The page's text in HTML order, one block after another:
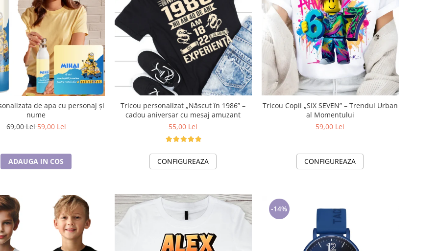
de apa cu personaj și
nume
69,00 Lei59,00 Lei
ADAUGA IN COS
Tricou personalizat „Născut în 1986” –
cadou aniversar cu mesaj amuzant
55,00 Lei
CONFIGUREAZA
Tricou Copii „SIX SEVEN” – Trendul Urban
al Momentului
59,00 Lei
CONFIGUREAZA
-14%